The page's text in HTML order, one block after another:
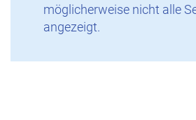
möglicherweise nicht alle
angezeigt.